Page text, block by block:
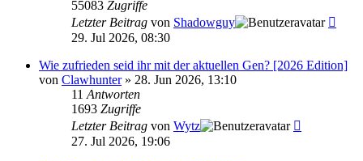
55083 Zugriffe
Letzter Beitrag von Shadowguy
29. Jul 2026, 08:30
Wie zufrieden seid ihr mit der aktuellen Gen? [2026 Edition]
von Clawhunter» 28. Jun 2026, 13:10
11 Antworten
1693 Zugriffe
Letzter Beitrag von Wytz
27. Jul 2026, 19:06